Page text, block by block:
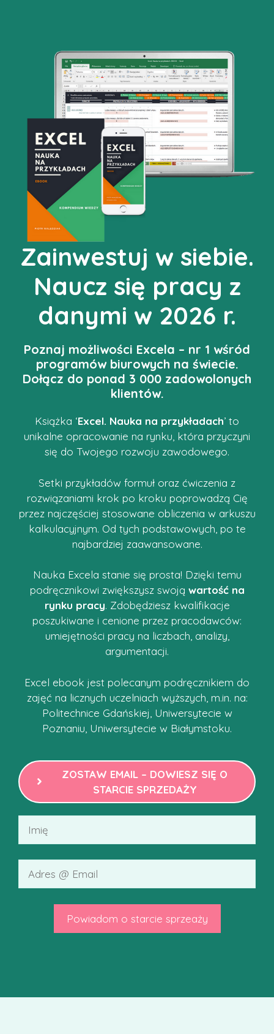
Zainwestuj w siebie.
Naucz się pracy z
danymi w 2026 r.
Poznaj możliwości Excela – nr 1 wśród
programów biurowych na świecie.
Dołącz do ponad 3 000 zadowolonych
klientów.
Książka ‘Excel. Nauka na przykładach’ to
unikalne opracowanie na rynku, która przyczyni
się do Twojego rozwoju zawodowego.
Setki przykładów formuł oraz ćwiczenia z
rozwiązaniami krok po kroku poprowadzą Cię
przez najczęściej stosowane obliczenia w arkuszu
kalkulacyjnym. Od tych podstawowych, po te
najbardziej zaawansowane.
Nauka Excela stanie się prosta! Dzięki temu
podręcznikowi zwiększysz swoją wartość na
rynku pracy. Zdobędziesz kwalifikacje
poszukiwane i cenione przez pracodawców:
umiejętności pracy na liczbach, analizy,
argumentacji.
Excel ebook jest polecanym podręcznikiem do
zajęć na licznych uczelniach wyższych, m.in. na:
Politechnice Gdańskiej, Uniwersytecie w
Poznaniu, Uniwersytecie w Białymstoku.
ZOSTAW EMAIL – DOWIESZ SIĘ O
STARCIE SPRZEDAŻY